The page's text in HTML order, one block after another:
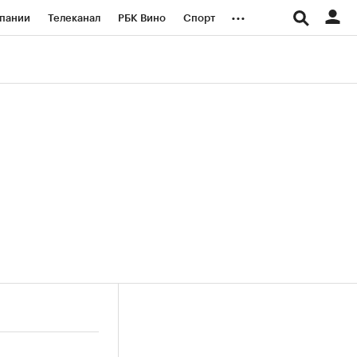
Телеканал РБК Вино Спорт ...